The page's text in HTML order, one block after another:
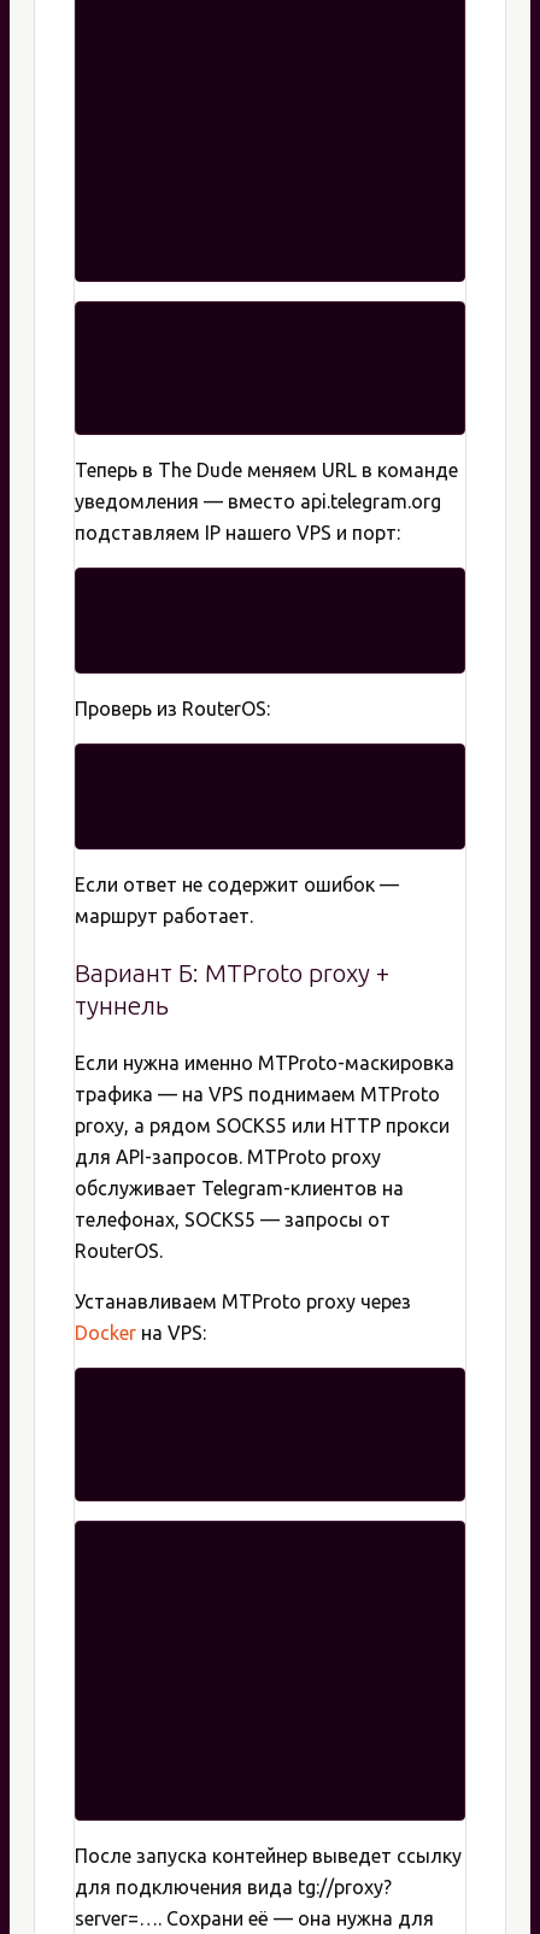
Теперь в The Dude меняем URL в команде
уведомления — вместо api.telegram.org
подставляем IP нашего VPS и порт:
Проверь из RouterOS:
Если ответ не содержит ошибок —
маршрут работает.
Вариант Б: MTProto proxy +
туннель
Если нужна именно MTProto-маскировка
трафика — на VPS поднимаем MTProto
proxy, а рядом SOCKS5 или HTTP прокси
для API-запросов. MTProto proxy
обслуживает Telegram-клиентов на
телефонах, SOCKS5 — запросы от
RouterOS.
Устанавливаем MTProto proxy через
Docker на VPS:
После запуска контейнер выведет ссылку
для подключения вида tg://proxy?
server=…. Сохрани её — она нужна для